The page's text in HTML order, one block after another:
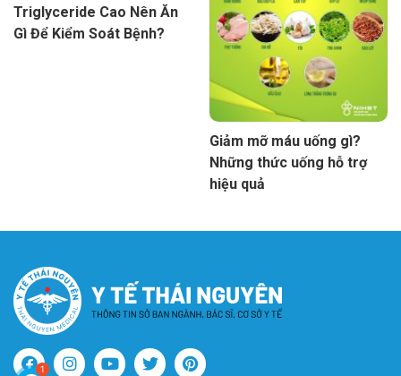
Triglyceride Cao Nên Ăn
Gì Để Kiểm Soát Bệnh?
Giảm mỡ máu uống gì?
Những thức uống hỗ trợ
hiệu quả